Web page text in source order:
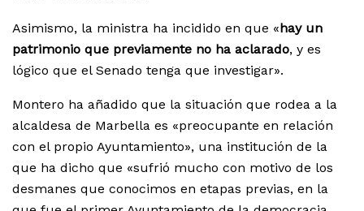
Asimismo, la ministra ha incidido en que «hay un
patrimonio que previamente no ha aclarado, y es
lógico que el Senado tenga que investigar».
Montero ha añadido que la situación que rodea a la
alcaldesa de Marbella es «preocupante en relación
con el propio Ayuntamiento», una institución de la
que ha dicho que «sufrió mucho con motivo de los
desmanes que conocimos en etapas previas, en la